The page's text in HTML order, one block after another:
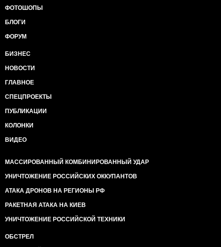
ФОТОШОПЫ
БЛОГИ
ФОРУМ
БИЗНЕС
НОВОСТИ
ГЛАВНОЕ
СПЕЦПРОЕКТЫ
ПУБЛИКАЦИИ
КОЛОНКИ
ВИДЕО
МАССИРОВАННЫЙ КОМБИНИРОВАННЫЙ УДАР
УНИЧТОЖЕНИЕ РОССИЙСКИХ ОККУПАНТОВ
АТАКА ДРОНОВ НА РЕГИОНЫ РФ
РАКЕТНАЯ АТАКА НА КИЕВ
УНИЧТОЖЕНИЕ РОССИЙСКОЙ ТЕХНИКИ
ОБСТРЕЛ